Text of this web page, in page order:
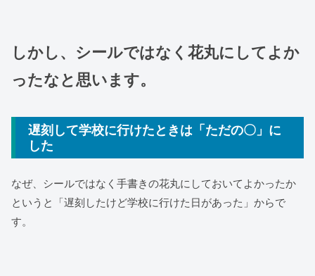
しかし、シールではなく花丸にしてよか
ったなと思います。
遅刻して学校に行けたときは「ただの〇」に
した
なぜ、シールではなく手書きの花丸にしておいてよかったか
というと「遅刻したけど学校に行けた日があった」からで
す。